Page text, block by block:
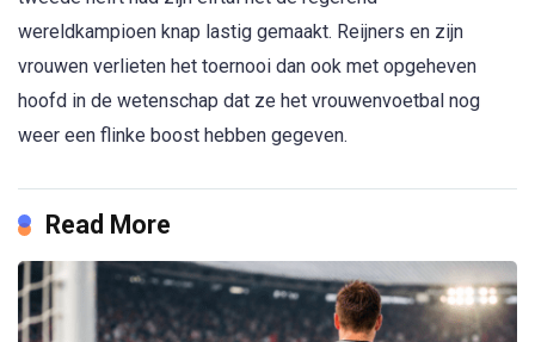
wereldkampioen knap lastig gemaakt. Reijners en zijn
vrouwen verlieten het toernooi dan ook met opgeheven
hoofd in de wetenschap dat ze het vrouwenvoetbal nog
weer een flinke boost hebben gegeven.
Read More